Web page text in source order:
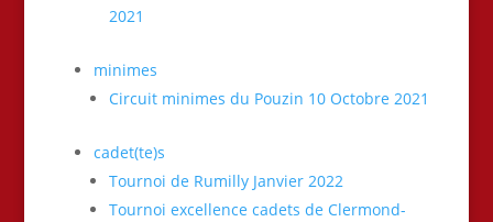
2021
minimes
Circuit minimes du Pouzin 10 Octobre 2021
cadet(te)s
Tournoi de Rumilly Janvier 2022
Tournoi excellence cadets de Clermond-